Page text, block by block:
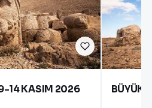
14 KASIM 2026 BÜYÜK